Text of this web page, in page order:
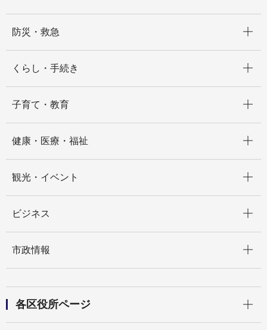
防災・救急
くらし・手続き
子育て・教育
健康・医療・福祉
観光・イベント
ビジネス
市政情報
各区役所ページ